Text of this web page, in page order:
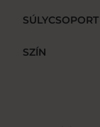
SÚLYCSOPORT
SZÍN